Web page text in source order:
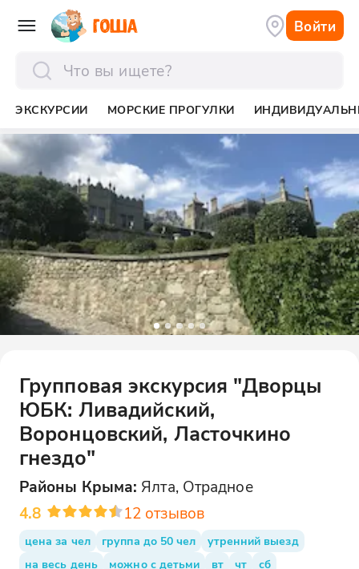
Войти
ЭКСКУРСИИ МОРСКИЕ ПРОГУЛКИ
Групповая экскурсия "Дворцы
ЮБК: Ливадийский,
Воронцовский, Ласточкино
гнездо"
Районы Крыма: Ялта, Отрадное
4.8
12 отзывов
цена за чел группа до 50 чел
утренний выезд
на весь день
можно с детьми вт чт сб